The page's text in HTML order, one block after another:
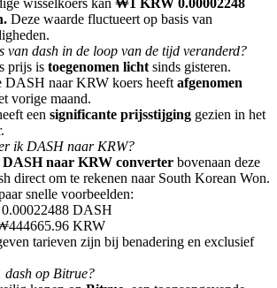
uit om contante beloningen te ontvangen
Deze waarde fluctueert op basis van
van dash in de loop van de tijd veranderd?
prijs is toegenomen licht sinds gisteren.
DASH naar KRW koers heeft afgenomen
vorige maand.
een significante prijsstijging gezien in het
ik DASH naar KRW?
DASH naar KRW converter bovenaan deze
direct om te rekenen naar South Korean Won.
snelle voorbeelden:
DASH
KRW
tarieven zijn bij benadering en exclusief
dash op Bitrue?